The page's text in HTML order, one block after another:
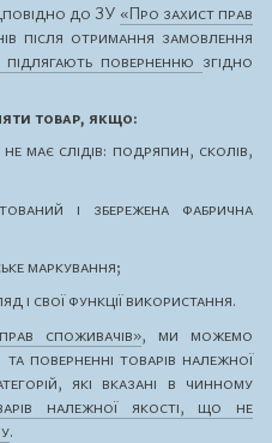
до ЗУ «Про захист прав
після отримання замовлення
підлягають поверненню згідно
товар, якщо:
має слідів: подряпин, сколів,
і збережена фабрична
маркування;
і свої функції використання.
споживачів», ми можемо
поверненні товарів належної
які вказані в чинному
належної якості, що не
.